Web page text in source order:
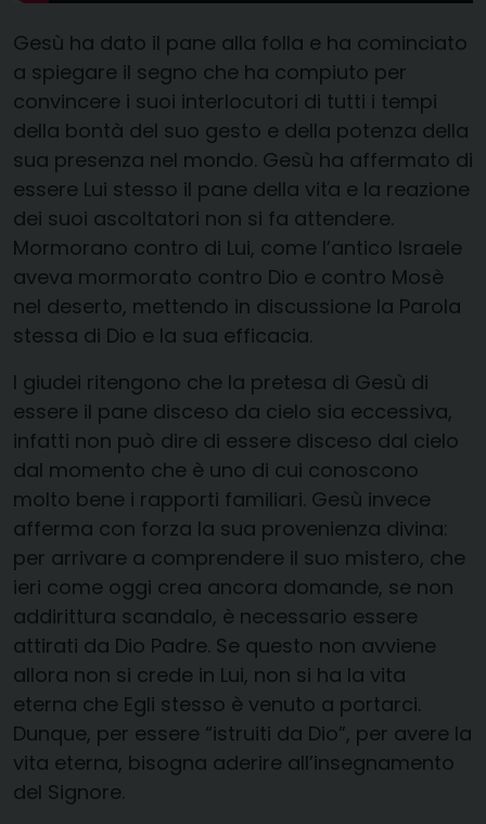
Gesù ha dato il pane alla folla e ha cominciato
a spiegare il segno che ha compiuto per
convincere i suoi interlocutori di tutti i tempi
della bontà del suo gesto e della potenza della
sua presenza nel mondo. Gesù ha affermato di
essere Lui stesso il pane della vita e la reazione
dei suoi ascoltatori non si fa attendere.
Mormorano contro di Lui, come l’antico Israele
aveva mormorato contro Dio e contro Mosè
nel deserto, mettendo in discussione la Parola
stessa di Dio e la sua efficacia.
I giudei ritengono che la pretesa di Gesù di
essere il pane disceso da cielo sia eccessiva,
infatti non può dire di essere disceso dal cielo
dal momento che è uno di cui conoscono
molto bene i rapporti familiari. Gesù invece
afferma con forza la sua provenienza divina:
per arrivare a comprendere il suo mistero, che
ieri come oggi crea ancora domande, se non
addirittura scandalo, è necessario essere
attirati da Dio Padre. Se questo non avviene
allora non si crede in Lui, non si ha la vita
eterna che Egli stesso è venuto a portarci.
Dunque, per essere “istruiti da Dio”, per avere la
vita eterna, bisogna aderire all’insegnamento
del Signore.